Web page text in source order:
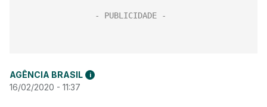
AGÊNCIA BRASIL i
16/02/2020 - 11:37